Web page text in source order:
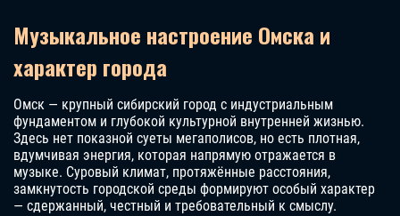
Музыкальное настроение Омска и
характер города
Омск — крупный сибирский город с индустриальным
фундаментом и глубокой культурной внутренней жизнью.
Здесь нет показной суеты мегаполисов, но есть плотная,
вдумчивая энергия, которая напрямую отражается в
музыке. Суровый климат, протяжённые расстояния,
замкнутость городской среды формируют особый характер
— сдержанный, честный и требовательный к смыслу.